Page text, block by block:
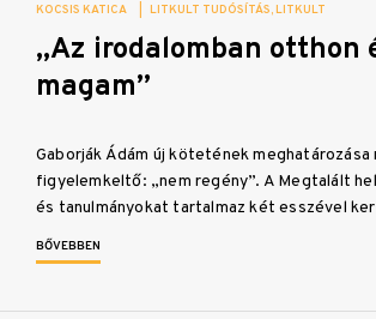
KOCSIS KATICA LITKULT TUDÓSÍTÁS LITKULT
„Az irodalomban otthon
magam”
Gaborják Ádám új kötetének
figyelemkeltő: „nem regény”. A Megtalált
és tanulmányokat tartalmaz két esszével
BŐVEBBEN